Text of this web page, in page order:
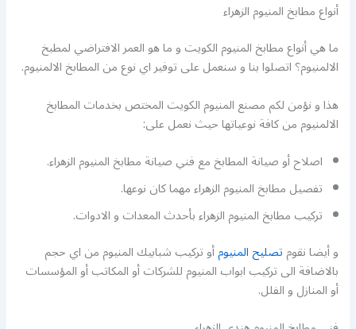
أنواع مطابخ المنيوم الزهراء
ما هي أنواع مطابخ المنيوم الكويت و ما هو العمر الافتراضي لمطبخ
الالمنيوم؟ اتصلوا بنا و سنعمل على توفير اي نوع من المطابخ الالمنيوم.
هذا و نؤمن لكم مصنع المنيوم الكويت المختص بخدمات المطابخ
الالمنيوم من كافة نوعياتها حيث نعمل على:
اصلاح أو صيانة المطابخ مع فني صيانة مطابخ المنيوم الزهراء.
تفصيل مطابخ المنيوم الزهراء مهما كان نوعها.
تركيب مطابخ المنيوم الزهراء بأحدث المعدات و الادوات.
و أيضا نقومتصليح المنيومأو تركيب شبابيك المنيوم من اي حجم
بالاضافة الى تركيب ابواب المنيوم للشركات أو المكاتب أو المؤسسات
أو المنازل و الفلل.